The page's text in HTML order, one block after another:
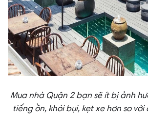
Mua nhà Quận 2 bạn sẽ ít bị ảnh
tiếng ồn, khói bụi, kẹt xe hơn so